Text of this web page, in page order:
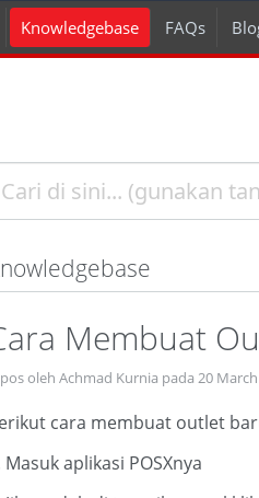
Knowledgebase FAQs
Membuat
oleh Achmad Kurnia pada 20 March
cara membuat outlet
Masuk aplikasi POSXnya